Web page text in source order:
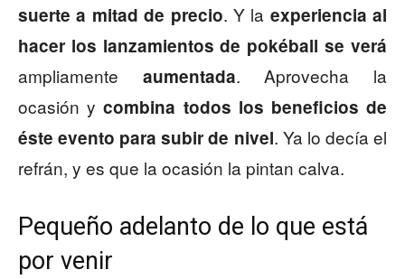
suerte a mitad de precio. Y la experiencia al
hacer los lanzamientos de pokéball se verá
ampliamente aumentada. Aprovecha la
ocasión ycombina todos los beneficios de
éste evento para subir de nivel. Ya lo decía el
refrán, y es que la ocasión la pintan calva.
Pequeño adelanto de lo que está
por venir